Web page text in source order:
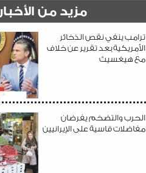
مزيد من الأخبار
ترامب ينفي نقص الذخائر
الأمريكية بعد تقرير عن خلاف
مع هيغسيث
الحرب والتضخم يفرضان
مفاضلات قاسية على الإيرانيين